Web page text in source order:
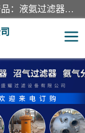
廊坊盛耀过滤设备有限公司主营产品：液氨过滤器、沼气过滤器、氨气分离器、二氧化碳过滤器、过滤器、液氨氨气过滤器、天然气过滤器、管道过滤器、*过滤器、液氨除油除水过滤器、氨气除油除水过滤器、焦炉煤气除焦油过滤器等。
滤器